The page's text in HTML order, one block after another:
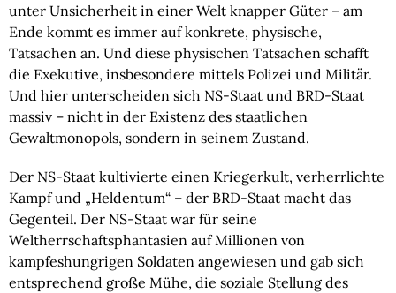
unter Unsicherheit in einer Welt knapper Güter – am
Ende kommt es immer auf konkrete, physische,
Tatsachen an. Und diese physischen Tatsachen schafft
die Exekutive, insbesondere mittels Polizei und Militär.
Und hier unterscheiden sich NS-Staat und BRD-Staat
massiv – nicht in der Existenz des staatlichen
Gewaltmonopols, sondern in seinem Zustand.
Der NS-Staat kultivierte einen Kriegerkult, verherrlichte
Kampf und „Heldentum“ – der BRD-Staat macht das
Gegenteil. Der NS-Staat war für seine
Weltherrschaftsphantasien auf Millionen von
kampfeshungrigen Soldaten angewiesen und gab sich
entsprechend große Mühe, die soziale Stellung des